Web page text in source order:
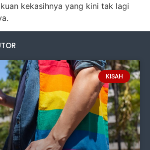
kekasihnya yang kini tak lagi
KISAH